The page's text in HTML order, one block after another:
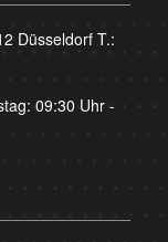
Düsseldorf T.:
09:30 Uhr -